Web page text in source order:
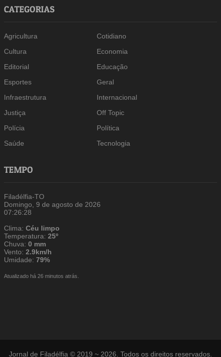
CATEGORIAS
Agricultura
Cotidiano
Cultura
Economia
Editorial
Educação
Esportes
Geral
Infraestrutura
Internacional
Justiça
Off Topic
Polícia
Política
Saúde
Tecnologia
TEMPO
Filadélfia-TO
Domingo, 9 de agosto de 2026
07:26:29
Clima:Céu limpo
Temperatura:25º
Chuva:0 mm
Vento:2.9km/h
Umidade:79%
Atualizado há 26 minutos atrás.
Jornal de Filadélfia © 2019 ~ 2026. Todos os direitos reservados.